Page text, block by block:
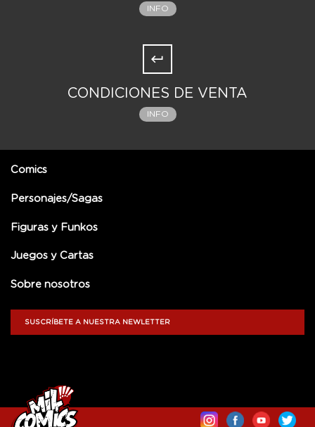
INFO
CONDICIONES DE VENTA
INFO
Comics
Personajes/Sagas
Figuras y Funkos
Juegos y Cartas
Sobre nosotros
SUSCRÍBETE A NUESTRA NEWLETTER